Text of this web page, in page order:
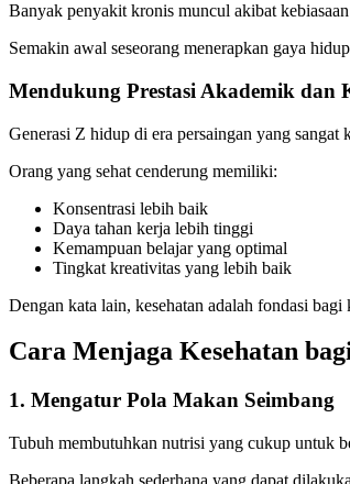
Banyak penyakit kronis muncul akibat
Semakin awal seseorang menerapkan gaya
Mendukung Prestasi Akademik dan
Generasi Z hidup di era persaingan yang sangat
Orang yang sehat cenderung memiliki:
Konsentrasi lebih baik
Daya tahan kerja lebih tinggi
Kemampuan belajar yang optimal
Tingkat kreativitas yang lebih baik
Dengan kata lain, kesehatan adalah fondasi bagi
Cara Menjaga Kesehatan
1. Mengatur Pola Makan Seimbang
Tubuh membutuhkan nutrisi yang cukup untuk
Beberapa langkah sederhana yang dapat